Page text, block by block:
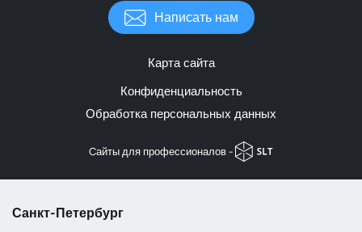
Написать нам
Карта сайта
Конфиденциальность
Обработка персональных данных
Cайты для профессионалов -
Санкт-Петербург